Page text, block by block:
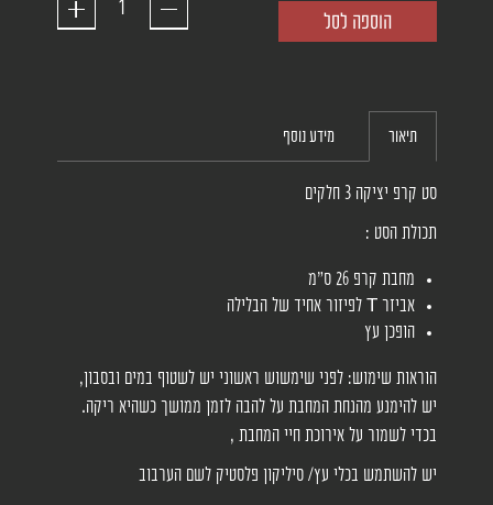
הוספה לסל
תיאור מידע נוסף
סט קרפ יציקה 3 חלקים
תכולת הסט :
מחבת קרפ 26 ס"מ
אביזר T לפיזור אחיד של הבלילה
הופכן עץ
הוראות שימוש: לפני שימשוש ראשוני יש לשטוף במים ובסבון,
יש להימנע מהנחת המחבת על להבה לזמן ממושך כשהיא ריקה.
בכדי לשמור על אירוכת חיי המחבת ,
יש להשתמש בכלי עץ/ סיליקון פלסטיק לשם הערבוב